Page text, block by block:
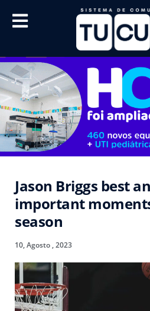
Jason Briggs best
important
season
10, Agosto , 2023